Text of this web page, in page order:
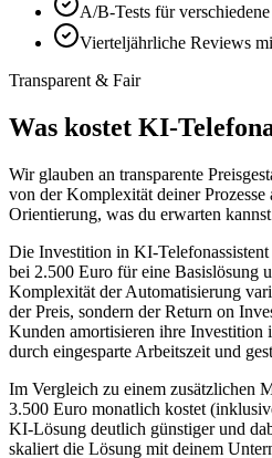
A/B-Tests für
Vierteljährliche Reviews
Transparent & Fair
Was kostet KI-
Wir glauben an transparente
von der Komplexität deiner Prozesse
Orientierung, was du erwarten
Die Investition in KI-
bei 2.500 Euro für eine Basislösung
Komplexität der Automatisierung
der Preis, sondern der Return on
Kunden amortisieren ihre Investition
durch eingesparte Arbeitszeit und
Im Vergleich zu einem zusätzlichen
3.500 Euro monatlich kostet
KI-Lösung deutlich günstiger und
skaliert die Lösung mit deinem